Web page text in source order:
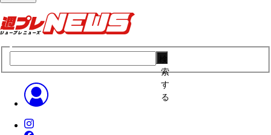
索
す
る